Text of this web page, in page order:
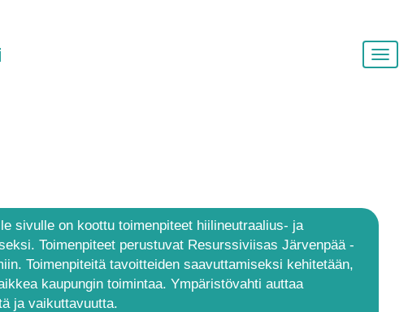
sivulle on koottu toimenpiteet hiilineutraalius- ja
Toimenpiteet perustuvat Resurssiviisas Järvenpää -
Toimenpiteitä tavoitteiden saavuttamiseksi kehitetään,
kaupungin toimintaa. Ympäristövahti auttaa
ja vaikuttavuutta.